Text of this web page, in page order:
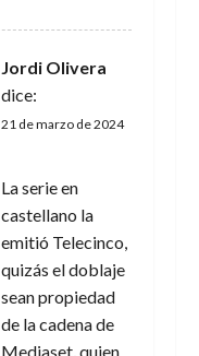
Jordi Olivera
dice:
21 de marzo de 2024
La serie en
castellano la
emitió Telecinco,
quizás el doblaje
sean propiedad
de la cadena de
Mediaset, quien